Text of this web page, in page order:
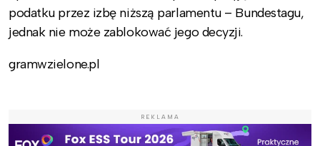
podatku przez izbę niższą parlamentu – Bundestagu,
jednak nie może zablokować jego decyzji.
gramwzielone.pl
REKLAMA